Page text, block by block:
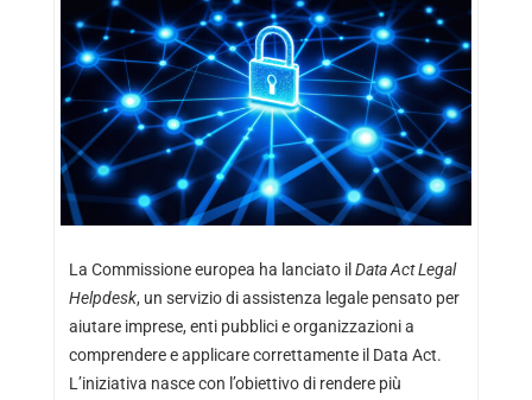
La Commissione europea ha lanciato il Data Act Legal
Helpdesk, un servizio di assistenza legale pensato per
aiutare imprese, enti pubblici e organizzazioni a
comprendere e applicare correttamente il Data Act.
L’iniziativa nasce con l’obiettivo di rendere più